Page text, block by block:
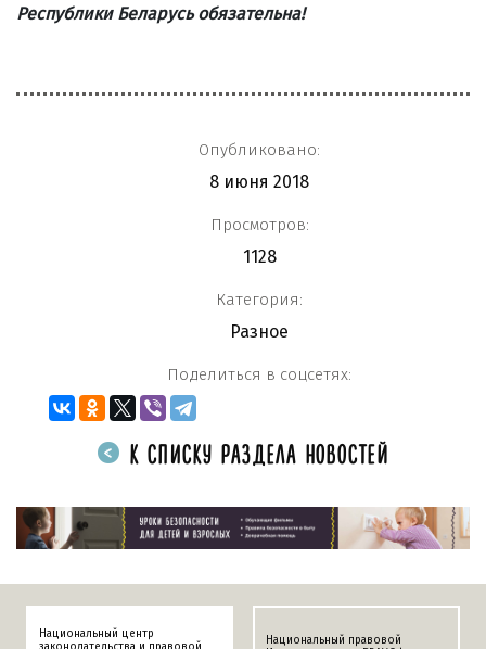
Республики Беларусь обязательна!
Опубликовано:
8 июня 2018
Просмотров:
1128
Категория:
Разное
Поделиться в соцсетях:
К СПИСКУ РАЗДЕЛА НОВОСТЕЙ
Национальный центр
законодательства и правовой
Национальный правовой